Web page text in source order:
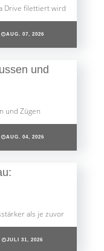
Drive filettiert wird
AUG. 07, 2026
und Zügen
AUG. 04, 2026
als je zuvor
JULI 31, 2026